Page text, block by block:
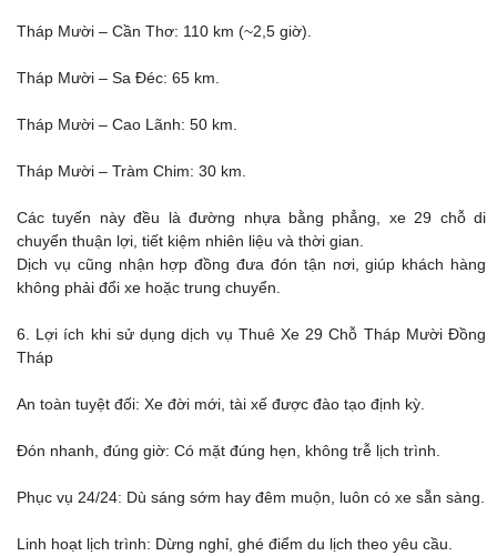
Tháp Mười – Cần Thơ: 110 km (~2,5 giờ).
Tháp Mười – Sa Đéc: 65 km.
Tháp Mười – Cao Lãnh: 50 km.
Tháp Mười – Tràm Chim: 30 km.
Các tuyến này đều là đường nhựa bằng phẳng, xe 29 chỗ di
chuyển thuận lợi, tiết kiệm nhiên liệu và thời gian.
Dịch vụ cũng nhận hợp đồng đưa đón tận nơi, giúp khách hàng
không phải đổi xe hoặc trung chuyển.
6. Lợi ích khi sử dụng dịch vụ Thuê Xe 29 Chỗ Tháp Mười Đồng
Tháp
An toàn tuyệt đối: Xe đời mới, tài xế được đào tạo định kỳ.
Đón nhanh, đúng giờ: Có mặt đúng hẹn, không trễ lịch trình.
Phục vụ 24/24: Dù sáng sớm hay đêm muộn, luôn có xe sẵn sàng.
Linh hoạt lịch trình: Dừng nghỉ, ghé điểm du lịch theo yêu cầu.